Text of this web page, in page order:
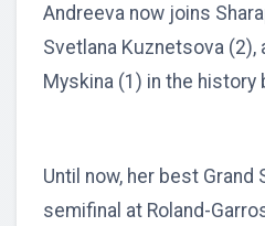
Andreeva now joins
Svetlana Kuznetsova (2),
Myskina (1) in the history
Until now, her best Grand
semifinal at Roland-